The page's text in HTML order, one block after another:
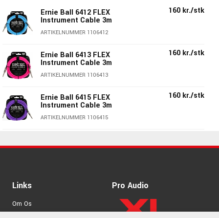
Specifikationer
Længde: 3m
6,3 mm vinklet jack - lige jack
95% skærmning (lav støj)
Robuste stik med kabelaflastning
Farve: Grøn
Ernie Ball 6412 FLEX
Instrument Cable 3m
ARTIKELNUMMER 1106412
160 kr./stk
Ernie Ball 6413 FLEX
Instrument Cable 3m
ARTIKELNUMMER 1106413
160 kr./stk
Ernie Ball 6415 FLEX
Instrument Cable 3m
ARTIKELNUMMER 1106415
160 kr./stk
Instrument Cable 3m
Links
Om Os
Pro Audio